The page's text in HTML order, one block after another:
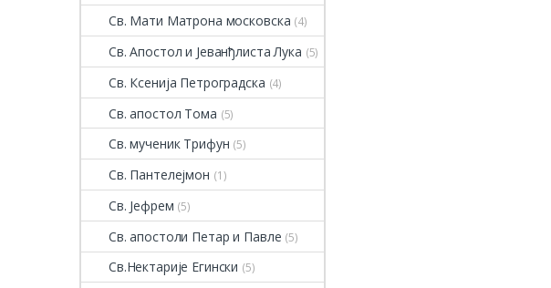
Св. Мати Матрона московска (4)
Св. Апостол и Јеванђлиста Лука (5)
Св. Ксенија Петроградска (4)
Св. апостол Тома (5)
Св. мученик Трифун (5)
Св. Пантелејмон (1)
Св. Јефрем (5)
Св. апостоли Петар и Павле (5)
Св.Нектарије Егински (5)